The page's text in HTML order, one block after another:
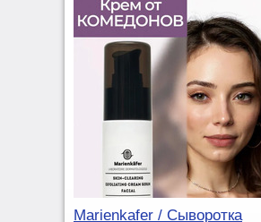
Marienkafer / Сыворотка